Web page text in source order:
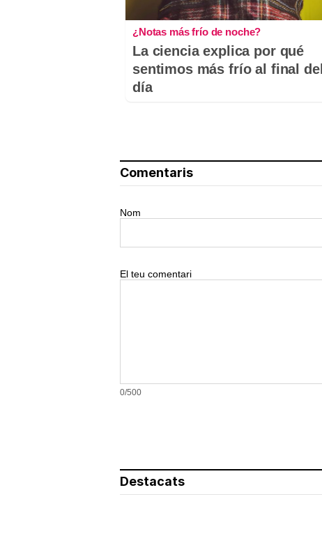
¿Notas más frío de noche?
La ciencia explica por qué
sentimos más frío al final del
día
Comentaris
Nom
El teu comentari
0/500
Destacats